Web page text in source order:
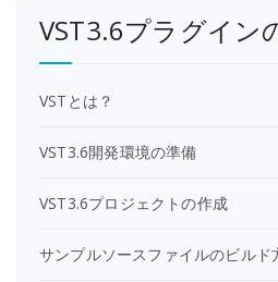
VST3.6プラグイン
VSTとは？
VST3.6開発環境の準備
VST3.6プロジェクトの作成
サンプルソースファイルのビルド